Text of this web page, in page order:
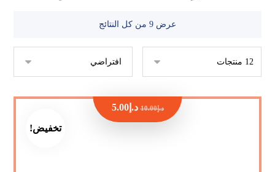
عرض ⁦9⁩ من كل النتائج
تخفيض!
د.إ10.00 د.إ5.00